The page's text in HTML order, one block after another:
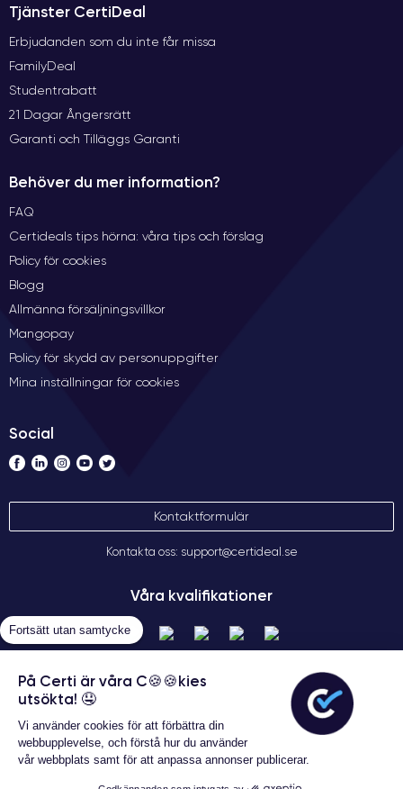
Tjänster CertiDeal
Erbjudanden som du inte får missa
FamilyDeal
Studentrabatt
21 Dagar Ångersrätt
Garanti och Tilläggs Garanti
Behöver du mer information?
FAQ
Certideals tips hörna: våra tips och förslag
Policy för cookies
Blogg
Allmänna försäljningsvillkor
Mangopay
Policy för skydd av personuppgifter
Mina inställningar för cookies
Social
Kontaktformulär
Kontakta oss: support@certideal.se
Våra kvalifikationer
Allmänna försäljningsvillkor
Fortsätt utan samtycke
På Certi är våra C🍪🍪kies
utsökta! 🤤
Vi använder cookies för att förbättra din
webbupplevelse, och förstå hur du använder
vår webbplats samt för att anpassa annonser publicerar.